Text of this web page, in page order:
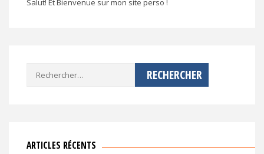
Salut! Et Bienvenue sur mon site perso !
Rechercher :
ARTICLES RÉCENTS